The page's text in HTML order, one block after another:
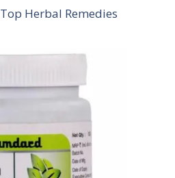
Top Herbal Remedies